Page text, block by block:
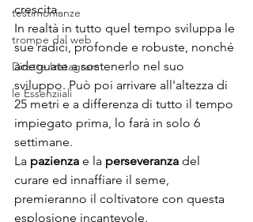
testimonianze
trompe dal web
Dirette Instagram
le Essenziiali
crescita.
In realtà in tutto quel tempo sviluppa le
sue radici, profonde e robuste, nonché
adeguate a sostenerlo nel suo
sviluppo. Può poi arrivare all'altezza di
25 metri e a differenza di tutto il tempo
impiegato prima, lo farà in solo 6
settimane.
La pazienza e la perseveranza del
curare ed innaffiare il seme,
premieranno il coltivatore con questa
esplosione incantevole.